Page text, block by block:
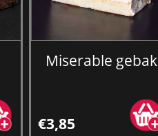
Miserable gebak
€3,85